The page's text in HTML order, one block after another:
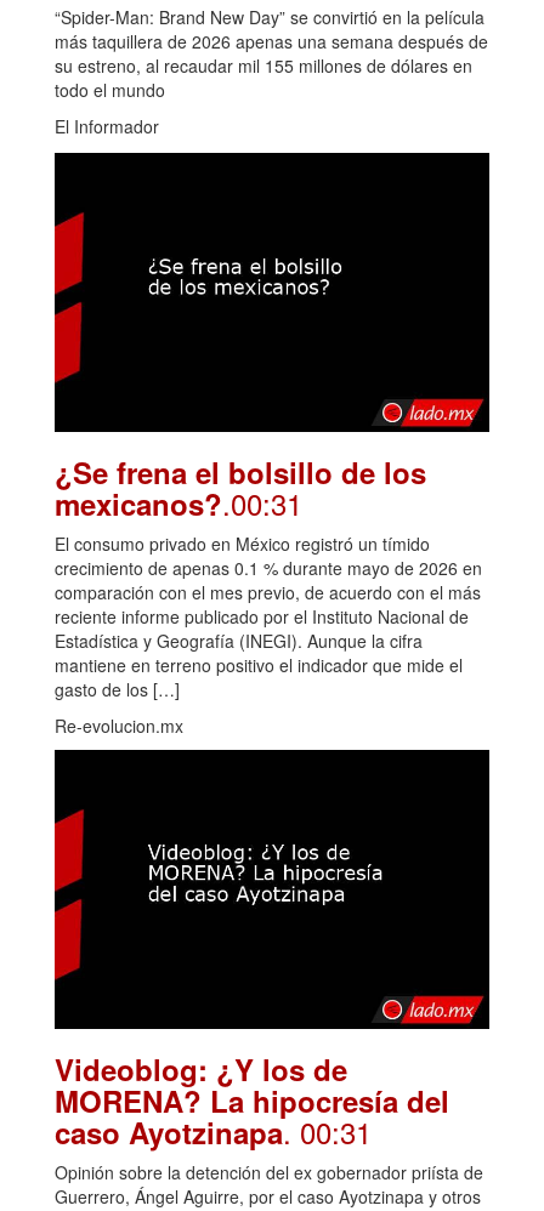
“Spider-Man: Brand New Day” se convirtió en la película
más taquillera de 2026 apenas una semana después de
su estreno, al recaudar mil 155 millones de dólares en
todo el mundo
El Informador
¿Se frena el bolsillo de los
mexicanos?.00:31
El consumo privado en México registró un tímido
crecimiento de apenas 0.1 % durante mayo de 2026 en
comparación con el mes previo, de acuerdo con el más
reciente informe publicado por el Instituto Nacional de
Estadística y Geografía (INEGI). Aunque la cifra
mantiene en terreno positivo el indicador que mide el
gasto de los […]
Re-evolucion.mx
Videoblog: ¿Y los de
MORENA? La hipocresía del
caso Ayotzinapa. 00:31
Opinión sobre la detención del ex gobernador priísta de
Guerrero, Ángel Aguirre, por el caso Ayotzinapa y otros